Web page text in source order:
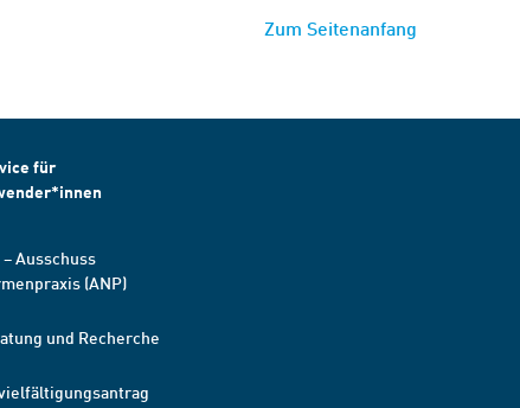
Zum Seitenanfang
für
– Ausschuss
(ANP)
und Recherche